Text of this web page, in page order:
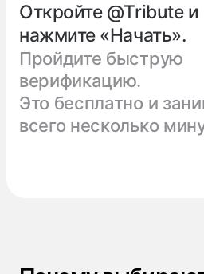
Откройте @Tribute и
нажмите «Начать».
Пройдите быструю
верификацию.
Это бесплатно и
всего несколько